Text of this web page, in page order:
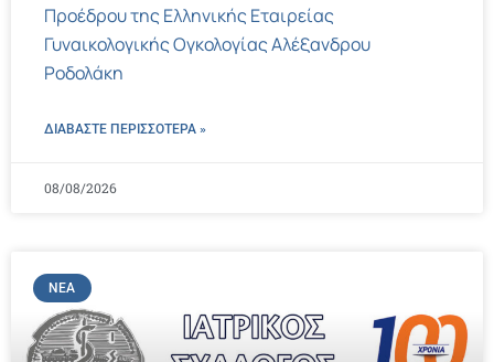
Προέδρου της Ελληνικής Εταιρείας
Γυναικολογικής Ογκολογίας Αλέξανδρου
Ροδολάκη
ΔΙΑΒΑΣΤΕ ΠΕΡΙΣΣΌΤΕΡΑ »
08/08/2026
ΝΈΑ